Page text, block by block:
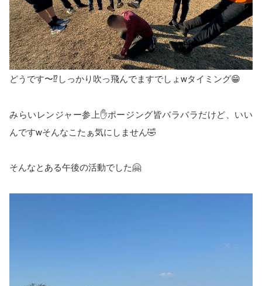
どうです〜⁉️しっかり吹っ飛んでますでしょwタイミング😁
みらいレンジャー参上✋ポージング皆バラバラだけど、いい
んですwそんなこたぁ気にしません🤣
そんなとある午後の活動でした🤗